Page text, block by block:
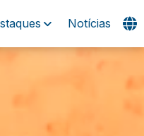
Notícias
Eventos